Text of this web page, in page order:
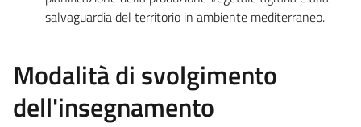
salvaguardia del territorio in ambiente mediterraneo.
Modalità di svolgimento
dell'insegnamento